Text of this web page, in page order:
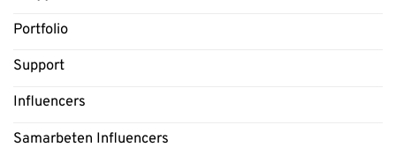
Portfolio
Support
Influencers
Samarbeten Influencers